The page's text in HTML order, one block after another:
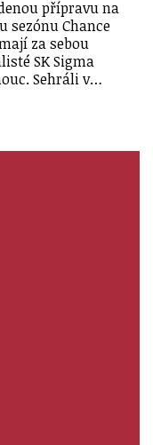
přípravu na
sezónu Chance
za sebou
SK Sigma
Sehráli v…